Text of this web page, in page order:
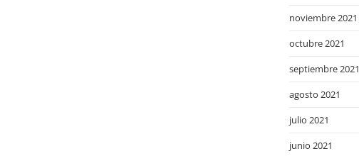
noviembre 2021
octubre 2021
septiembre 2021
agosto 2021
julio 2021
junio 2021